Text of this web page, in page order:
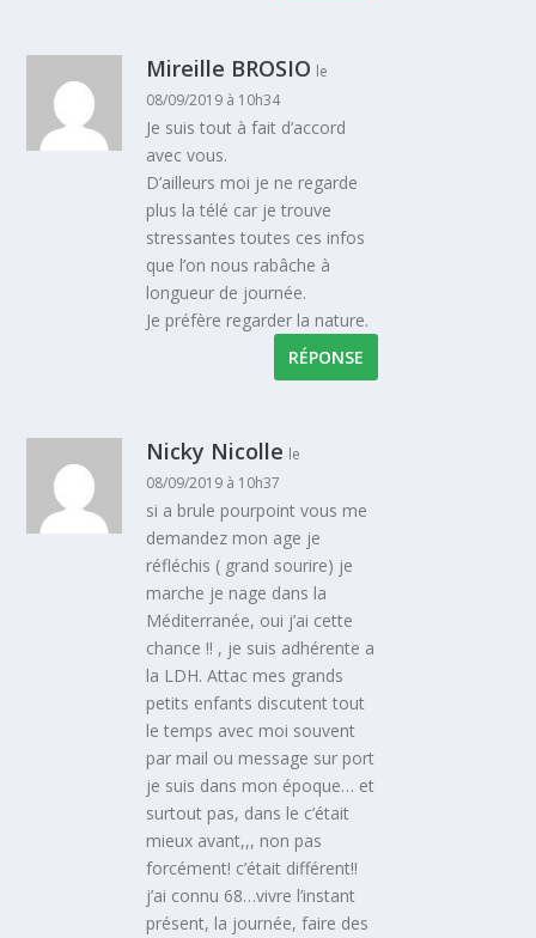
Mireille BROSIO le
08/09/2019 à 10h34
Je suis tout à fait d’accord
avec vous.
D’ailleurs moi je ne regarde
plus la télé car je trouve
stressantes toutes ces infos
que l’on nous rabâche à
longueur de journée.
Je préfère regarder la nature.
RÉPONSE
Nicky Nicolle le
08/09/2019 à 10h37
si a brule pourpoint vous me
demandez mon age je
réfléchis ( grand sourire) je
marche je nage dans la
Méditerranée, oui j’ai cette
chance !! , je suis adhérente a
la LDH. Attac mes grands
petits enfants discutent tout
le temps avec moi souvent
par mail ou message sur port
je suis dans mon époque… et
surtout pas, dans le c’était
mieux avant,,, non pas
forcément! c’était différent!!
j’ai connu 68…vivre l’instant
présent, la journée, faire des